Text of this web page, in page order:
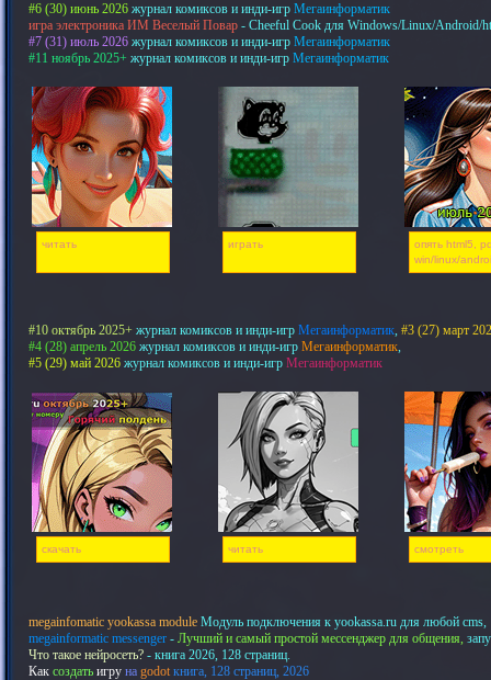
#6 (30) июнь 2026 журнал комиксов и инди-игр Мегаинформатик
игра электроника ИМ Веселый Повар - Cheeful Cook для Windows/Linux/Android/
#7 (31) июль 2026 журнал комиксов и инди-игр Мегаинформатик
#11 ноябрь 2025+ журнал комиксов и инди-игр Мегаинформатик
читать играть
опять html5,
win/linux/
#10 октябрь 2025+ журнал комиксов и инди-игр Мегаинформатик, #3 (27) март
#4 (28) апрель 2026 журнал комиксов и инди-игр Мегаинформатик,
#5 (29) май 2026 журнал комиксов и инди-игр Мегаинформатик
скачать читать смотреть
megainfomatic yookassa module Модуль подключения к yookassa.ru для любой cms,
megainformatic messenger - Лучший и самый простой мессенджер для общения,
Что такое нейросеть? - книга 2026, 128 страниц.
Как создать игру на godot книга, 128 страниц, 2026